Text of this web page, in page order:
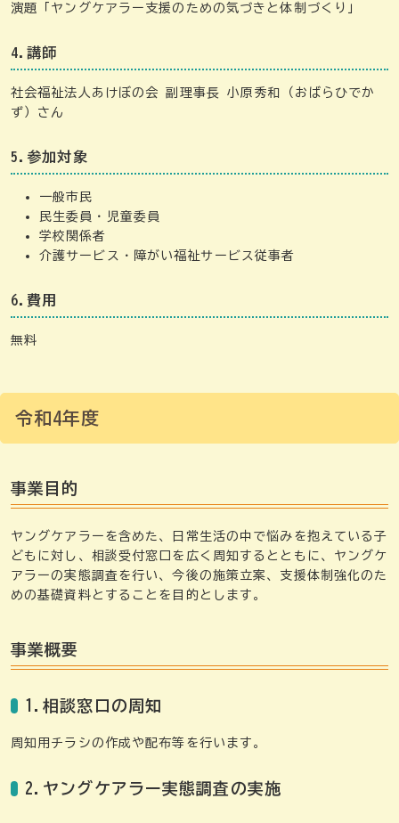
演題「ヤングケアラー支援のための気づきと体制づくり」
4.講師
社会福祉法人あけぼの会 副理事長 小原秀和（おばらひでか
ず）さん
5.参加対象
一般市民
民生委員・児童委員
学校関係者
介護サービス・障がい福祉サービス従事者
6.費用
無料
令和4年度
事業目的
ヤングケアラーを含めた、日常生活の中で悩みを抱えている子
どもに対し、相談受付窓口を広く周知するとともに、ヤングケ
アラーの実態調査を行い、今後の施策立案、支援体制強化のた
めの基礎資料とすることを目的とします。
事業概要
1.相談窓口の周知
周知用チラシの作成や配布等を行います。
2.ヤングケアラー実態調査の実施